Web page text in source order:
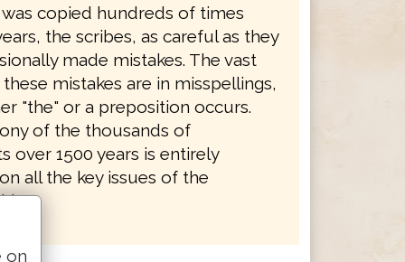
copied hundreds of times
the scribes, as careful as they
made mistakes. The vast
mistakes are in misspellings,
"the" or a preposition occurs.
of the thousands of
over 1500 years is entirely
all the key issues of the
on